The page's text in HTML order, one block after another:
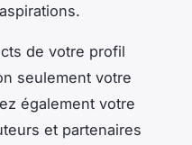
de votre profil
seulement votre
également votre
et partenaires